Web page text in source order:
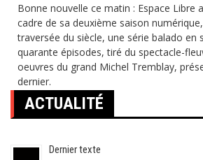
Bonne nouvelle ce matin : Espace Libre
cadre de sa deuxième saison
traversée du siècle, une série balado en
quarante épisodes, tiré du spectacle-
oeuvres du grand Michel Tremblay,
dernier.
ACTUALITÉ
Dernier texte